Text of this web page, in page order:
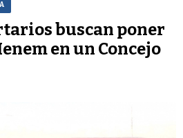
buscan poner
en un Concejo